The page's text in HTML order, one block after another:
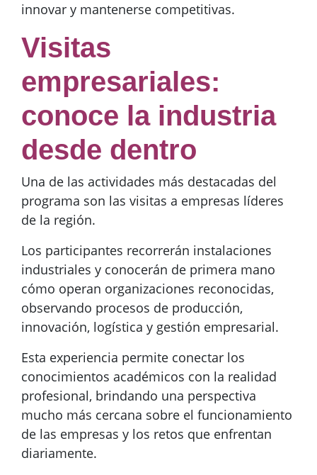
innovar y mantenerse competitivas.
Visitas
empresariales:
conoce la industria
desde dentro
Una de las actividades más destacadas del
programa son las visitas a empresas líderes
de la región.
Los participantes recorrerán instalaciones
industriales y conocerán de primera mano
cómo operan organizaciones reconocidas,
observando procesos de producción,
innovación, logística y gestión empresarial.
Esta experiencia permite conectar los
conocimientos académicos con la realidad
profesional, brindando una perspectiva
mucho más cercana sobre el funcionamiento
de las empresas y los retos que enfrentan
diariamente.